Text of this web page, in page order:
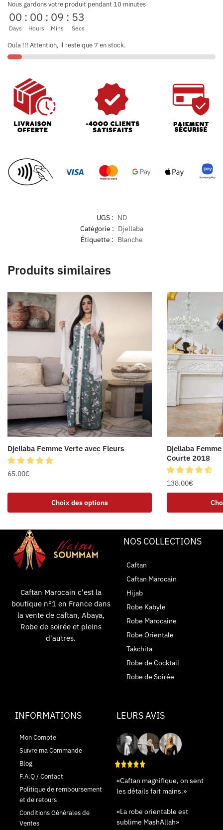
Nous gardons votre produit pendant 10 minutes
00
Days
: 00
Hours
: 09
Mins
: 52
Secs
Oula !!! Attention, il reste que 7 en stock.
UGS : ND
Catégorie : Djellaba
Étiquette : Blanche
Produits similaires
Djellaba Femme Verte avec Fleurs
65.00€
Choix des options
Djellaba Femme
Courte 2018
138.00€
Caftan Marocain c'est la
boutique n°1 en France dans
la vente de caftan, Abaya,
Robe de soirée et pleins
d'autres.
NOS COLLECTIONS
Caftan
Caftan Marocain
Hijab
Robe Kabyle
Robe Marocaine
Robe Orientale
Takchita
Robe de Cocktail
Robe de Soirée
INFORMATIONS
Mon Compte
Suivre ma Commande
Blog
F.A.Q / Contact
Politique de remboursement
et de retours
Conditions Générales de
Ventes
LEURS AVIS
«Caftan magnifique, on sent
les détails fait mains.»
«La robe orientable est
sublime MashAllah»